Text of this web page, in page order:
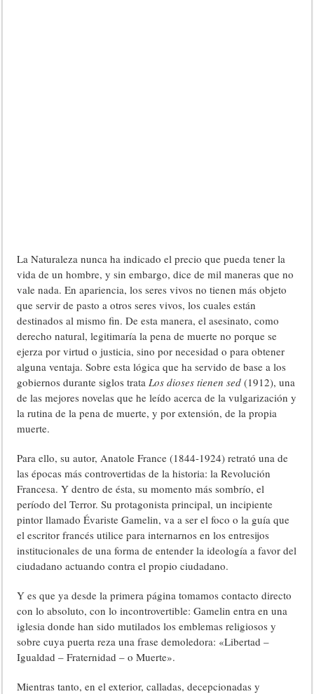
La Naturaleza nunca ha indicado el precio que pueda tener la
vida de un hombre, y sin embargo, dice de mil maneras que no
vale nada. En apariencia, los seres vivos no tienen más objeto
que servir de pasto a otros seres vivos, los cuales están
destinados al mismo fin. De esta manera, el asesinato, como
derecho natural, legitimaría la pena de muerte no porque se
ejerza por virtud o justicia, sino por necesidad o para obtener
alguna ventaja. Sobre esta lógica que ha servido de base a los
gobiernos durante siglos trataLos dioses tienen sed(1912), una
de las mejores novelas que he leído acerca de la vulgarización y
la rutina de la pena de muerte, y por extensión, de la propia
muerte.
Para ello, su autor, Anatole France (1844-1924) retrató una de
las épocas más controvertidas de la historia: la Revolución
Francesa. Y dentro de ésta, su momento más sombrío, el
período del Terror. Su protagonista principal, un incipiente
pintor llamado Évariste Gamelin, va a ser el foco o la guía que
el escritor francés utilice para internarnos en los entresijos
institucionales de una forma de entender la ideología a favor del
ciudadano actuando contra el propio ciudadano.
Y es que ya desde la primera página tomamos contacto directo
con lo absoluto, con lo incontrovertible: Gamelin entra en una
iglesia donde han sido mutilados los emblemas religiosos y
sobre cuya puerta reza una frase demoledora: «Libertad –
Igualdad – Fraternidad – o Muerte».
Mientras tanto, en el exterior, calladas, decepcionadas y